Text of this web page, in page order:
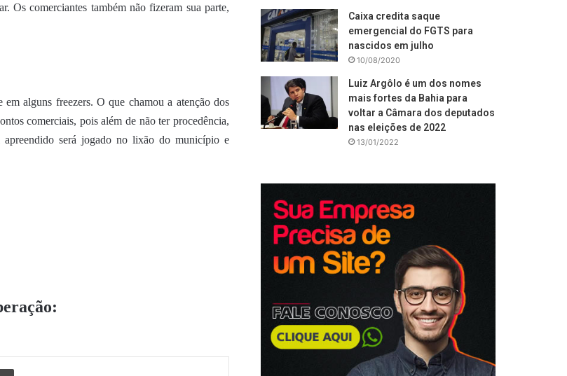
Os comerciantes também não fizeram sua parte,
alguns freezers. O que chamou a atenção dos
comerciais, pois além de não ter procedência,
apreendido será jogado no lixão do município e
Imprimir
Caixa credita saque
emergencial do FGTS para
nascidos em julho
10/08/2020
Luiz Argôlo é um dos nomes
mais fortes da Bahia para
voltar a Câmara dos deputados
nas eleições de 2022
13/01/2022